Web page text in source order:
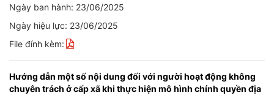
Ngày ban hành: 23/06/2025
Ngày hiệu lực: 23/06/2025
File đính kèm:
Hướng dẫn một số nội dung đối với người hoạt động không
chuyên trách ở cấp xã khi thực hiện mô hình chính quyền địa